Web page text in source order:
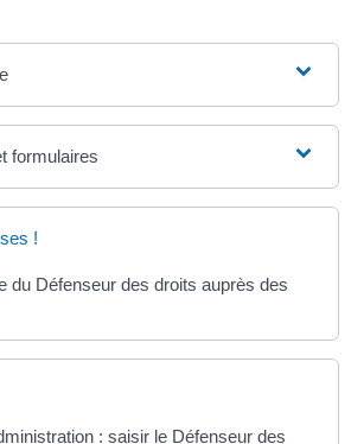
formulaires
!
du Défenseur des droits auprès des
: saisir le Défenseur des